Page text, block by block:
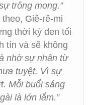
trông mong.”
Giê-rê-mi
thời kỳ đen tối
tín và sẽ không
nhờ sự nhân từ
tuyệt. Vì sự
Mỗi buổi sáng
là lớn lắm.”